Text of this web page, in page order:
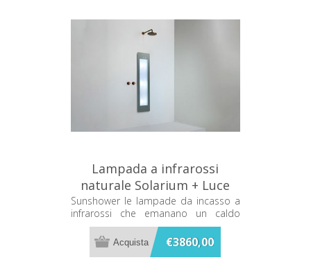
Lampada a infrarossi
naturale Solarium + Luce
UV Grigia Sunshower Plus M
M0600-M0103
Sunshower le lampade da incasso a
infrarossi che emanano un caldo
terapeutico mentre ti fai la doccia
€3860,00